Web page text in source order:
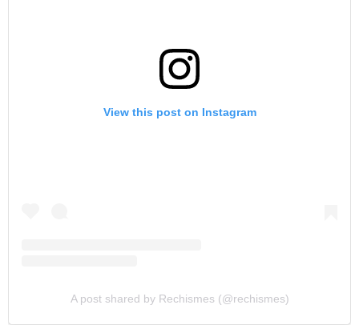
View this post on Instagram
A post shared by Rechismes (@rechismes)